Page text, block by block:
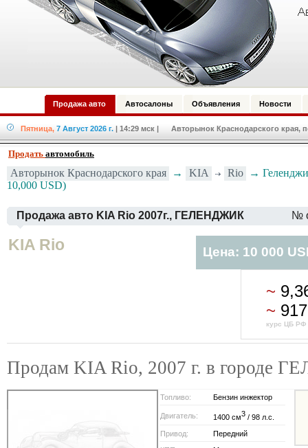
Продажа авто Автосалоны Объявления Новости
Пятница, 7 Август 2026 г. | 14:29 мск | Авторынок Краснодарского края,
Продать автомобиль
Авторынок Краснодарского края → KIA Rio
→
10,000 USD)
Продажа авто KIA Rio 2007г., ГЕЛЕНДЖИК №
KIA Rio Цена: 10 000
~
~
курс ЦБ РФ
Продам KIA Rio, 2007 г. в городе
Топливо: Бензин инжектор
Двигатель: 1400 см3 / 98 л.с.
Привод:
Передний